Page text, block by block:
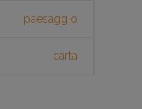
paesaggio
carta